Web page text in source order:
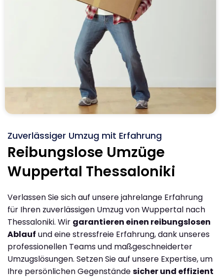
Zuverlässiger Umzug mit Erfahrung
Reibungslose Umzüge
Wuppertal Thessaloniki
Verlassen Sie sich auf unsere jahrelange Erfahrung
für Ihren zuverlässigen Umzug von Wuppertal nach
Thessaloniki. Wir garantieren einen reibungslosen
Ablauf und eine stressfreie Erfahrung, dank unseres
professionellen Teams und maßgeschneiderter
Umzugslösungen. Setzen Sie auf unsere Expertise, um
Ihre persönlichen Gegenständesicher und effizient